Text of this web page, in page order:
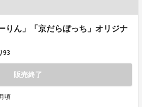
りん」「京だらぼっち」オリジナ
93
販売終了
頃